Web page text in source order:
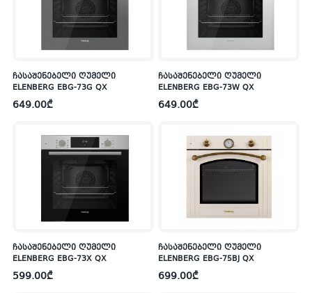
ჩასაშენებელი ღუმელი
ELENBERG EBG-73G QX
649.00₾
ჩასაშენებელი ღუმელი
ELENBERG EBG-73W QX
649.00₾
ჩასაშენებელი ღუმელი
ELENBERG EBG-73X QX
599.00₾
ჩასაშენებელი ღუმელი
ELENBERG EBG-75BJ QX
699.00₾